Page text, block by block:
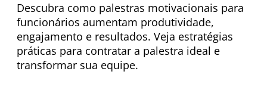
Descubra como palestras motivacionais para
funcionários aumentam produtividade,
engajamento e resultados. Veja estratégias
práticas para contratar a palestra ideal e
transformar sua equipe.